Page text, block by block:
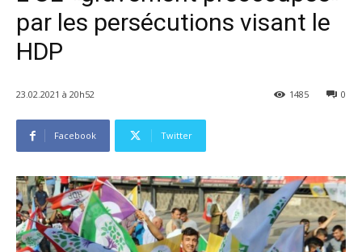
par les persécutions visant le
HDP
23.02.2021 à 20h52 0
1485
Facebook Twitter